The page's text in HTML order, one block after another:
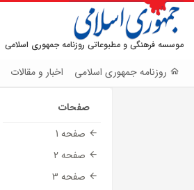
موسسه فرهنگی و مطبوعاتی روزنامه جمهوری اسلامی
روزنامه جمهوری اسلامی اخبار و مقالات
صفحات
صفحه 1
صفحه 2
صفحه 3